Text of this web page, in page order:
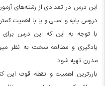
این درس در تعدادی از رشته‌های
دروس پایه و اصلی و یا با اهمیت
با توجه به این که این درس برای
یادگیری و مطالعه سخت به نظر
مدرن تهیه شود.
بارزترین اهمیت و نقطه قوت این